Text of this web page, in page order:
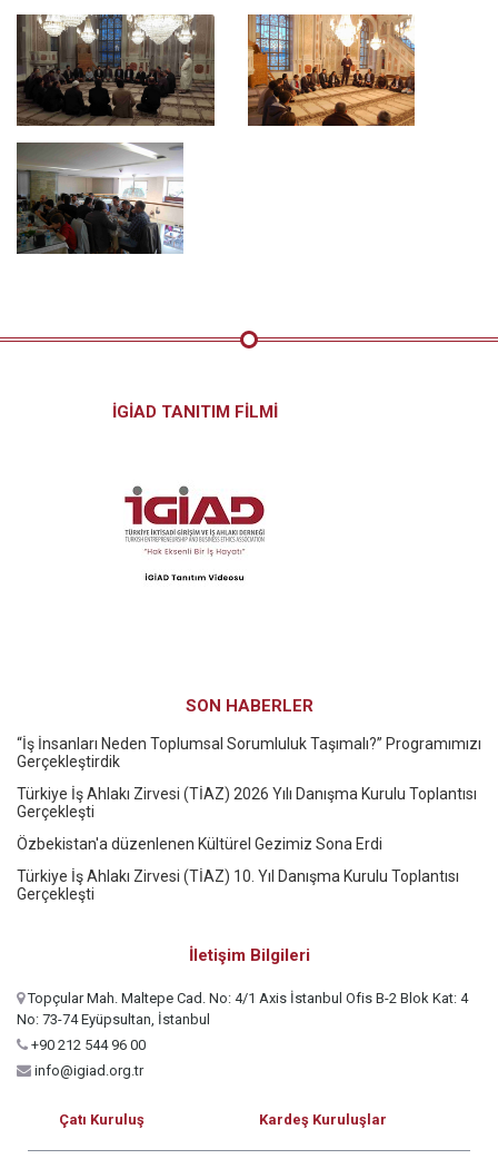
İGİAD TANITIM FİLMİ
SON HABERLER
“İş İnsanları Neden Toplumsal Sorumluluk Taşımalı?” Programımızı
Gerçekleştirdik
Türkiye İş Ahlakı Zirvesi (TİAZ) 2026 Yılı Danışma Kurulu Toplantısı
Gerçekleşti
Özbekistan'a düzenlenen Kültürel Gezimiz Sona Erdi
Türkiye İş Ahlakı Zirvesi (TİAZ) 10. Yıl Danışma Kurulu Toplantısı
Gerçekleşti
İletişim Bilgileri
Topçular Mah. Maltepe Cad. No: 4/1 Axis İstanbul Ofis B-2 Blok Kat: 4
No: 73-74 Eyüpsultan, İstanbul
+90 212 544 96 00
info@igiad.org.tr
Çatı Kuruluş Kardeş Kuruluşlar